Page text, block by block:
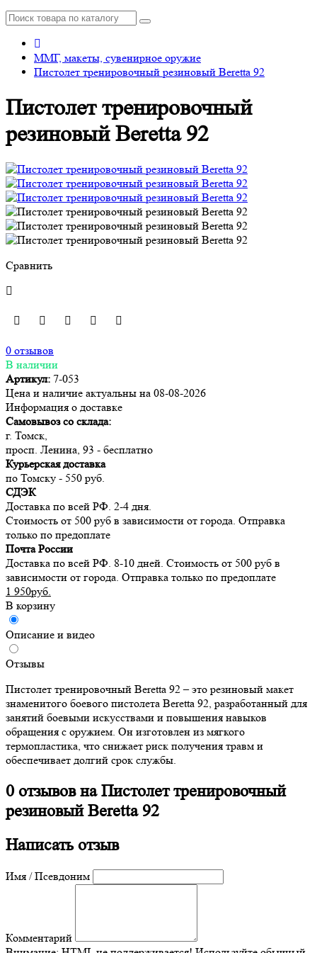
ММГ, макеты, сувенирное оружие
Пистолет тренировочный резиновый Beretta 92
Пистолет тренировочный
резиновый Beretta 92
Сравнить
0 отзывов
В наличии
Артикул: 7-053
Цена и наличие актуальны на 08-08-2026
Информация о доставке
Самовывоз со склада:
г. Томск,
просп. Ленина, 93 - бесплатно
Курьерская доставка
по Томску - 550 руб.
СДЭК
Доставка по всей РФ. 2-4 дня.
Стоимость от 500 руб в зависимости от города. Отправка
только по предоплате
Почта России
Доставка по всей РФ. 8-10 дней. Стоимость от 500 руб в
зависимости от города. Отправка только по предоплате
1 950руб.
В корзину
Описание и видео
Отзывы
Пистолет тренировочный Beretta 92 – это резиновый макет
знаменитого боевого пистолета Beretta 92, разработанный для
занятий боевыми искусствами и повышения навыков
обращения с оружием. Он изготовлен из мягкого
термопластика, что снижает риск получения травм и
обеспечивает долгий срок службы.
0 отзывов наПистолет тренировочный
резиновый Beretta 92
Написать отзыв
Имя / Псевдоним
Комментарий